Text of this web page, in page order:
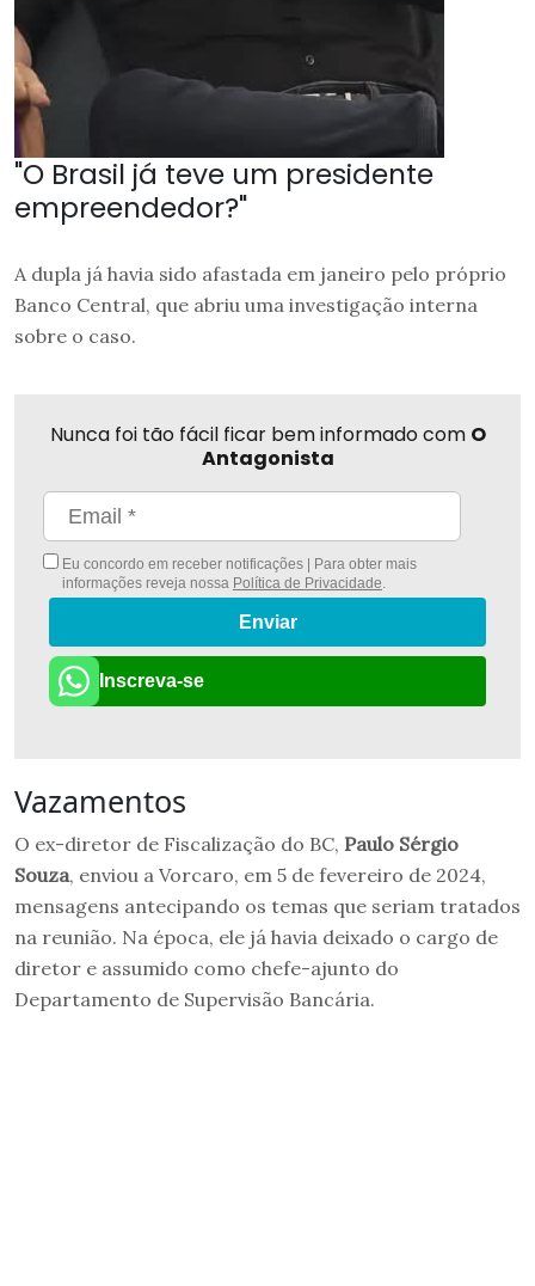
"O Brasil já teve um presidente
empreendedor?"
A dupla já havia sido afastada em janeiro pelo próprio
Banco Central, que abriu uma investigação interna
sobre o caso.
Nunca foi tão fácil ficar bem informado com O
Antagonista
Eu concordo em receber notificações | Para obter mais
informações reveja nossa Política de Privacidade.
Enviar
Inscreva-se
Vazamentos
O ex-diretor de Fiscalização do BC, Paulo Sérgio
Souza, enviou a Vorcaro, em 5 de fevereiro de 2024,
mensagens antecipando os temas que seriam tratados
na reunião. Na época, ele já havia deixado o cargo de
diretor e assumido como chefe-ajunto do
Departamento de Supervisão Bancária.